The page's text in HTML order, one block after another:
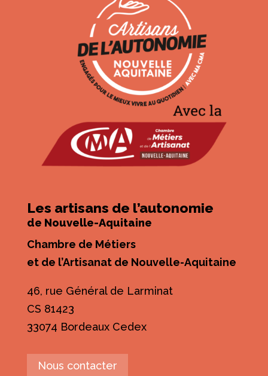
Les artisans de l’autonomie
de Nouvelle-Aquitaine
Chambre de Métiers
et de l’Artisanat de Nouvelle-Aquitaine
46, rue Général de Larminat
CS 81423
33074 Bordeaux Cedex
Nous contacter